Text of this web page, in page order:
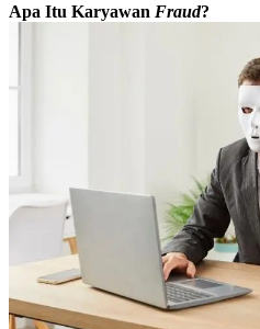
Apa Itu Karyawan Fraud?